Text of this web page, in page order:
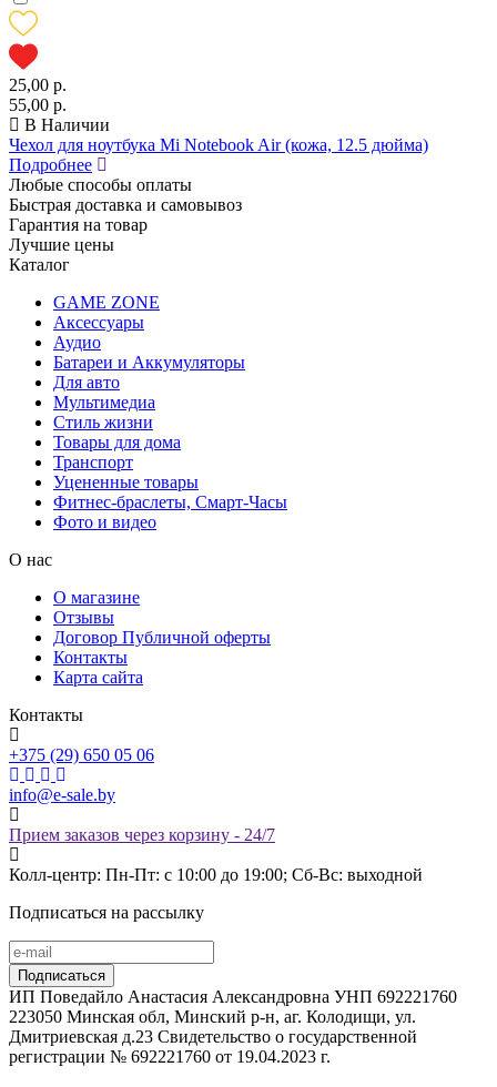
25,00 р.
55,00 р.
В Наличии
Чехол для ноутбука Mi Notebook Air (кожа, 12.5 дюйма)
Подробнее
Любые способы оплаты
Быстрая доставка и самовывоз
Гарантия на товар
Лучшие цены
Каталог
GAME ZONE
Аксессуары
Аудио
Батареи и Аккумуляторы
Для авто
Мультимедиа
Стиль жизни
Товары для дома
Транспорт
Уцененные товары
Фитнес-браслеты, Смарт-Часы
Фото и видео
О нас
О магазине
Отзывы
Договор Публичной оферты
Контакты
Карта сайта
Контакты
+375 (29) 650 05 06
info@e-sale.by
Прием заказов через корзину - 24/7
Колл-центр: Пн-Пт: с 10:00 до 19:00; Сб-Вс: выходной
Подписаться на рассылку
ИП Поведайло Анастасия Александровна УНП 692221760
223050 Минская обл, Минский р-н, аг. Колодищи, ул.
Дмитриевская д.23 Свидетельство о государственной
регистрации № 692221760 от 19.04.2023 г.